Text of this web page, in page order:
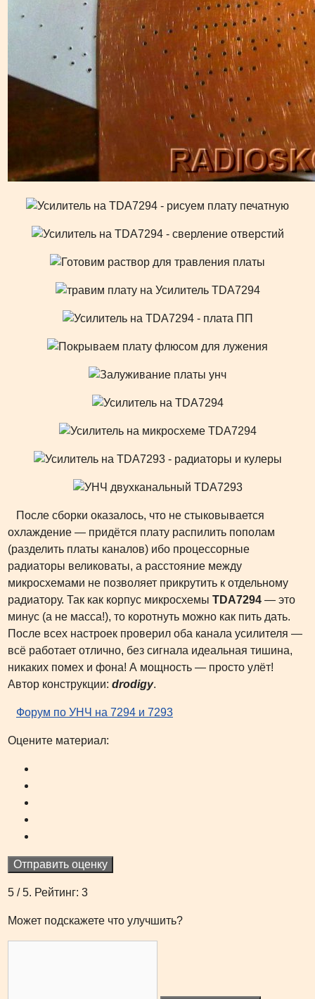
После сборки оказалось, что не стыковывается
охлаждение — придётся плату распилить пополам
(разделить платы каналов) ибо процессорные
радиаторы великоваты, а расстояние между
микросхемами не позволяет прикрутить к отдельному
радиатору. Так как корпус микросхемы TDA7294 — это
минус (а не масса!), то коротнуть можно как пить дать.
После всех настроек проверил оба канала усилителя —
всё работает отлично, без сигнала идеальная тишина,
никаких помех и фона! А мощность — просто улёт!
Автор конструкции: drodigy.
Форум по УНЧ на 7294 и 7293
Оцените материал:
Отправить оценку
5 / 5. Рейтинг: 3
Может подскажете что улучшить?